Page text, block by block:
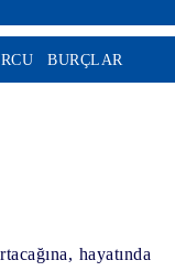
BURÇLAR
hayatında